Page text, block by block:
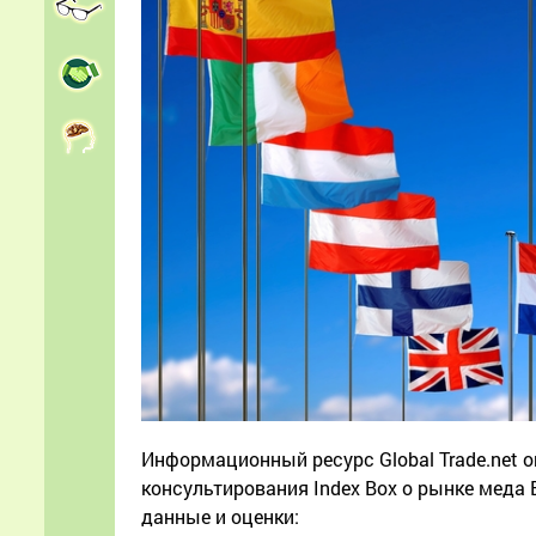
Информационный ресурс Global Trade.net
консультирования Index Box о рынке
данные и оценки: